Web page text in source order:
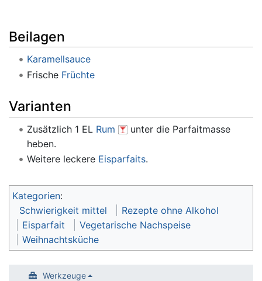
Beilagen
Karamellsauce
Frische Früchte
Varianten
Zusätzlich 1 EL Rum
unter die Parfaitmasse
heben.
Weitere leckere Eisparfaits.
Kategorien:
Schwierigkeit mittel
Rezepte ohne Alkohol
Eisparfait
Vegetarische Nachspeise
Weihnachtsküche
Werkzeuge